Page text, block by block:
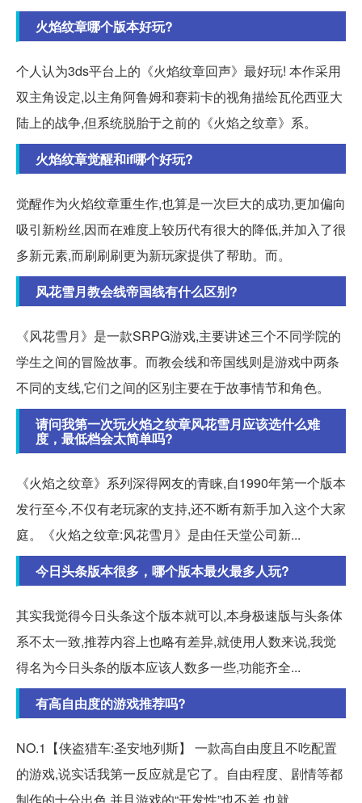
火焰纹章哪个版本好玩?
个人认为3ds平台上的《火焰纹章回声》最好玩! 本作采用
双主角设定,以主角阿鲁姆和赛莉卡的视角描绘瓦伦西亚大
陆上的战争,但系统脱胎于之前的《火焰之纹章》系。
火焰纹章觉醒和if哪个好玩?
觉醒作为火焰纹章重生作,也算是一次巨大的成功,更加偏向
吸引新粉丝,因而在难度上较历代有很大的降低,并加入了很
多新元素,而刷刷刷更为新玩家提供了帮助。而。
风花雪月教会线帝国线有什么区别?
《风花雪月》是一款SRPG游戏,主要讲述三个不同学院的
学生之间的冒险故事。而教会线和帝国线则是游戏中两条
不同的支线,它们之间的区别主要在于故事情节和角色。
请问我第一次玩火焰之纹章风花雪月应该选什么难
度，最低档会太简单吗?
《火焰之纹章》系列深得网友的青睐,自1990年第一个版本
发行至今,不仅有老玩家的支持,还不断有新手加入这个大家
庭。《火焰之纹章:风花雪月》是由任天堂公司新...
今日头条版本很多，哪个版本最火最多人玩?
其实我觉得今日头条这个版本就可以,本身极速版与头条体
系不太一致,推荐内容上也略有差异,就使用人数来说,我觉
得名为今日头条的版本应该人数多一些,功能齐全...
有高自由度的游戏推荐吗?
NO.1【侠盗猎车:圣安地列斯】 一款高自由度且不吃配置
的游戏,说实话我第一反应就是它了。自由程度、剧情等都
制作的十分出色,并且游戏的“开发性”也不差,也就。